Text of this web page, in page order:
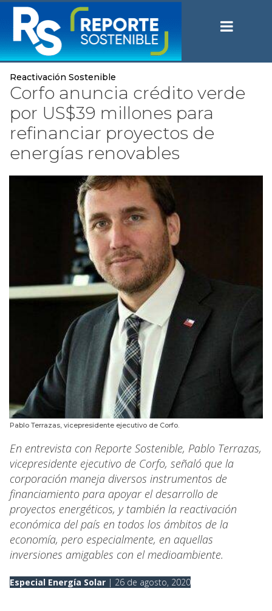
Reactivación Sostenible
Corfo anuncia crédito verde
por US$39 millones para
refinanciar proyectos de
energías renovables
Pablo Terrazas, vicepresidente ejecutivo de Corfo.
En entrevista con Reporte Sostenible, Pablo Terrazas,
vicepresidente ejecutivo de Corfo, señaló que la
corporación maneja diversos instrumentos de
financiamiento para apoyar el desarrollo de
proyectos energéticos, y también la reactivación
económica del país en todos los ámbitos de la
economía, pero especialmente, en aquellas
inversiones amigables con el medioambiente.
Especial Energía Solar | 26 de agosto, 2020